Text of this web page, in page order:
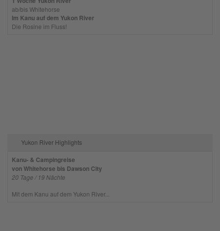
ab/bis Whitehorse
Im Kanu auf dem Yukon River
Die Rosine im Fluss!
Yukon River Highlights
Kanu- & Campingreise
von Whitehorse bis Dawson City
20 Tage / 19 Nächte
Mit dem Kanu auf dem Yukon River...